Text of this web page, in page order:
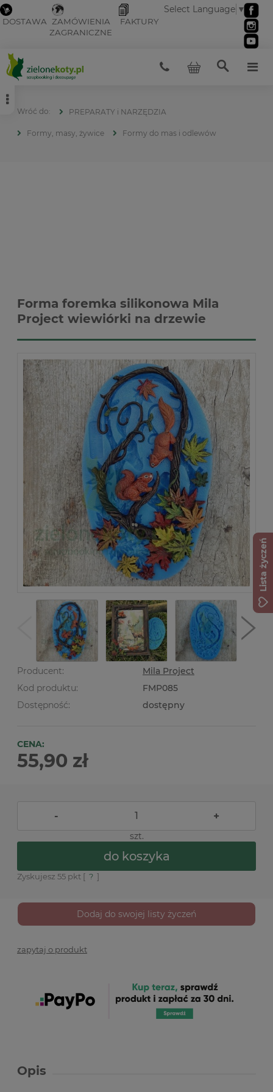
DOSTAWA ZAMÓWIENIA
ZAGRANICZNE
FAKTURY
Select Language ▼
PREPARATY i NARZĘDZIA
Formy, masy, żywice Formy do mas i odlewów
Forma foremka silikonowa Mila
Project wiewiórki na drzewie
Producent:
Mila Project
Kod produktu:
FMP085
Dostępność:
dostępny
CENA:
55,90 zł
- +
szt.
do koszyka
Zyskujesz 55 pkt [ ? ]
Dodaj do swojej listy życzeń
zapytaj o produkt
Opis
Lista życzeń